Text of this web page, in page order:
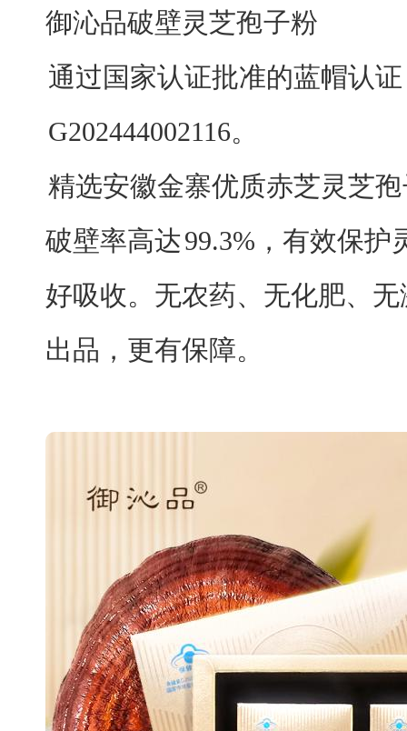
御沁品破壁灵芝孢子粉
通过国家认证批准的蓝帽认
G202444002116。
精选安徽金寨优质赤芝灵芝
破壁率高达99.3%，有效保护
好吸收。无农药、无化肥、
出品，更有保障。